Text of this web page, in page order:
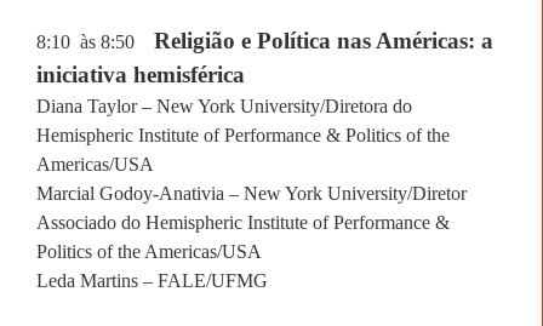
8:10 às 8:50
Religião e Política nas Américas: a
iniciativa hemisférica
Diana Taylor – New York University/Diretora do
Hemispheric Institute of Performance & Politics of the
Americas/USA
Marcial Godoy-Anativia – New York University/Diretor
Associado do Hemispheric Institute of Performance &
Politics of the Americas/USA
Leda Martins – FALE/UFMG